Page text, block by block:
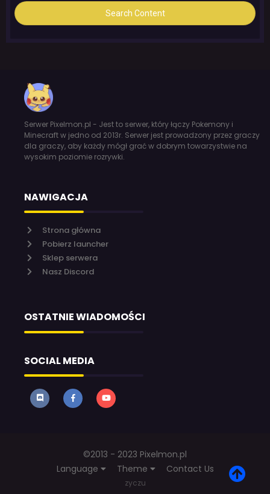
Search Content
Serwer Pixelmon.pl - Jest to serwer, który łączy Pokemony i
Minecraft w jedno od 2013r. Serwer jest prowadzony przez graczy
dla graczy, aby każdy mógł grać w dobrym towarzystwie na
wysokim poziomie rozrywki.
NAWIGACJA
Strona główna
Pobierz launcher
Sklep serwera
Nasz Discord
OSTATNIE WIADOMOŚCI
SOCIAL MEDIA
©2013 - 2023 Pixelmon.pl
Language
Theme Contact Us
zyczu